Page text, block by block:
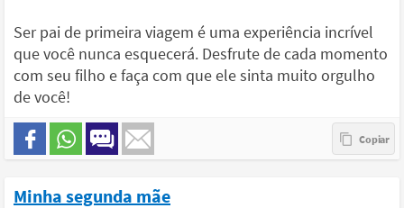
Ser pai de primeira viagem é uma experiência incrível
que você nunca esquecerá. Desfrute de cada momento
com seu filho e faça com que ele sinta muito orgulho
de você!
Minha segunda mãe